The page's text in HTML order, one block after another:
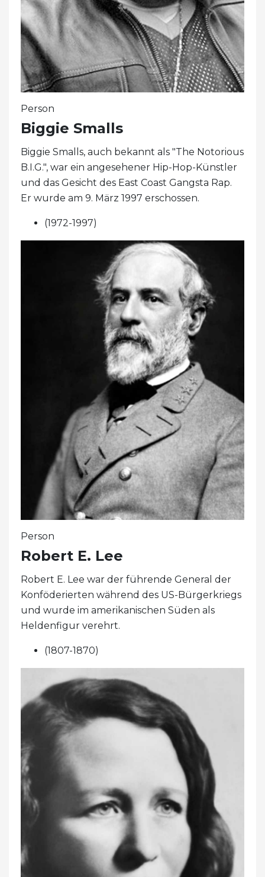
Person
Biggie Smalls
Biggie Smalls, auch bekannt als "The Notorious
B.I.G.", war ein angesehener Hip-Hop-Künstler
und das Gesicht des East Coast Gangsta Rap.
Er wurde am 9. März 1997 erschossen.
(1972-1997)
Person
Robert E. Lee
Robert E. Lee war der führende General der
Konföderierten während des US-Bürgerkriegs
und wurde im amerikanischen Süden als
Heldenfigur verehrt.
(1807-1870)